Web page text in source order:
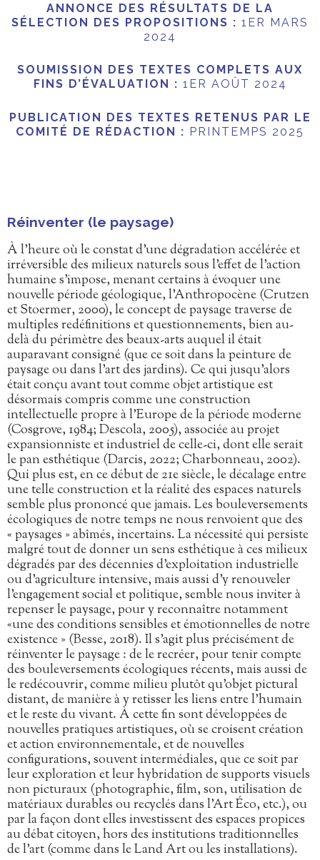
ANNONCE DES RÉSULTATS DE LA
SÉLECTION DES PROPOSITIONS : 1ER MARS
2024
SOUMISSION DES TEXTES COMPLETS AUX
FINS D’ÉVALUATION : 1ER AOÛT 2024
PUBLICATION DES TEXTES RETENUS PAR LE
COMITÉ DE RÉDACTION : PRINTEMPS 2025
Réinventer (le paysage)
À l’heure où le constat d’une dégradation accélérée et
irréversible des milieux naturels sous l’effet de l’action
humaine s’impose, menant certains à évoquer une
nouvelle période géologique, l’Anthropocène (Crutzen
et Stoermer, 2000), le concept de paysage traverse de
multiples redéfinitions et questionnements, bien au-
delà du périmètre des beaux-arts auquel il était
auparavant consigné (que ce soit dans la peinture de
paysage ou dans l’art des jardins). Ce qui jusqu’alors
était conçu avant tout comme objet artistique est
désormais compris comme une construction
intellectuelle propre à l’Europe de la période moderne
(Cosgrove, 1984; Descola, 2005), associée au projet
expansionniste et industriel de celle-ci, dont elle serait
le pan esthétique (Darcis, 2022; Charbonneau, 2002).
Qui plus est, en ce début de 21e siècle, le décalage entre
une telle construction et la réalité des espaces naturels
semble plus prononcé que jamais. Les bouleversements
écologiques de notre temps ne nous renvoient que des
« paysages » abîmés, incertains. La nécessité qui persiste
malgré tout de donner un sens esthétique à ces milieux
dégradés par des décennies d’exploitation industrielle
ou d’agriculture intensive, mais aussi d’y renouveler
l’engagement social et politique, semble nous inviter à
repenser le paysage, pour y reconnaître notamment
«une des conditions sensibles et émotionnelles de notre
existence » (Besse, 2018). Il s’agit plus précisément de
réinventer le paysage : de le recréer, pour tenir compte
des bouleversements écologiques récents, mais aussi de
le redécouvrir, comme milieu plutôt qu’objet pictural
distant, de manière à y retisser les liens entre l’humain
et le reste du vivant. À cette fin sont développées de
nouvelles pratiques artistiques, où se croisent création
et action environnementale, et de nouvelles
configurations, souvent intermédiales, que ce soit par
leur exploration et leur hybridation de supports visuels
non picturaux (photographie, film, son, utilisation de
matériaux durables ou recyclés dans l’Art Éco, etc.), ou
par la façon dont elles investissent des espaces propices
au débat citoyen, hors des institutions traditionnelles
de l’art (comme dans le Land Art ou les installations).